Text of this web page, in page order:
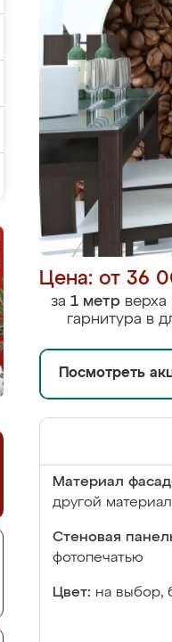
Цена: от 36
за 1 метр верха
гарнитура в
Посмотреть
Материал
другой
Стеновая
фотопечатью
Цвет: на выбор,